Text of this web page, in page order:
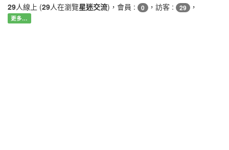
29人線上 (29人在瀏覽星迷交流)，會員 : 0 ，訪客 : 29 ，
更多…